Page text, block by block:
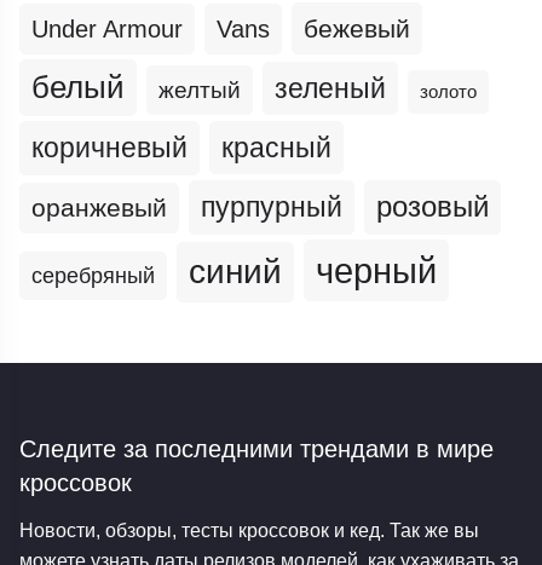
Under Armour Vans бежевый
белый желтый зеленый золото
коричневый красный
оранжевый пурпурный розовый
серебряный синий черный
Следите за последними трендами в мире
кроссовок
Новости, обзоры, тесты кроссовок и кед. Так же вы
можете узнать даты релизов моделей, как ухаживать за